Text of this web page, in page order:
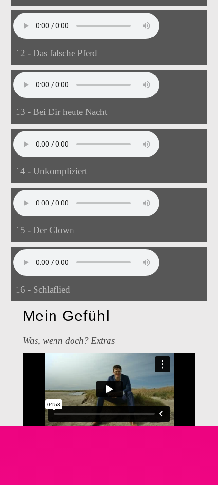
12 - Das falsche Pferd
13 - Bei Dir heute Nacht
14 - Unkompliziert
15 - Der Clown
16 - Schlaflied
Mein Gefühl
Was, wenn doch? Extras